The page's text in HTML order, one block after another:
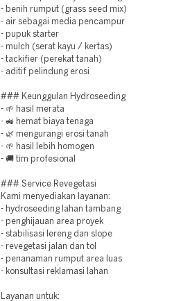
- benih rumput (grass seed mix)
- air sebagai media pencampur
- pupuk starter
- mulch (serat kayu / kertas)
- tackifier (perekat tanah)
- aditif pelindung erosi
### Keunggulan Hydroseeding
- 🌱 hasil merata
- 🚜 hemat biaya tenaga
- 🌿 mengurangi erosi tanah
- 🌱 hasil lebih homogen
- 🚚 tim profesional
### Service Revegetasi
Kami menyediakan layanan:
- hydroseeding lahan tambang
- penghijauan area proyek
- stabilisasi lereng dan slope
- revegetasi jalan dan tol
- penanaman rumput area luas
- konsultasi reklamasi lahan
Layanan untuk: